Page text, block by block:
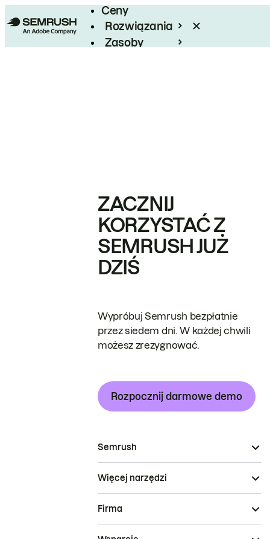
Ceny
Rozwiązania
Zasoby
ZACZNIJ
KORZYSTAĆ Z
SEMRUSH JUŻ
DZIŚ
Wypróbuj Semrush bezpłatnie
przez siedem dni. W każdej chwili
możesz zrezygnować.
Rozpocznij darmowe demo
Semrush
Więcej narzędzi
Firma